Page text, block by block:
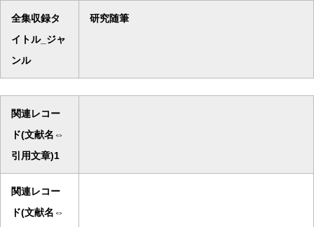
全集収録タ
イトル_ジャ
ンル
研究随筆
関連レコー
ド(文献名⇔
引用文章)1
関連レコー
ド(文献名⇔